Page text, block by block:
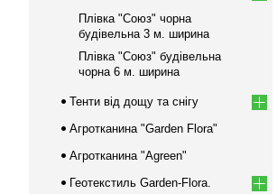
Плівка "Союз" чорна
будівельна 3 м. ширина
Плівка "Союз" будівельна
чорна 6 м. ширина
Тенти від дощу та снігу
Агротканина "Garden Flora"
Агротканина "Agreen"
Геотекстиль Garden-Flora.